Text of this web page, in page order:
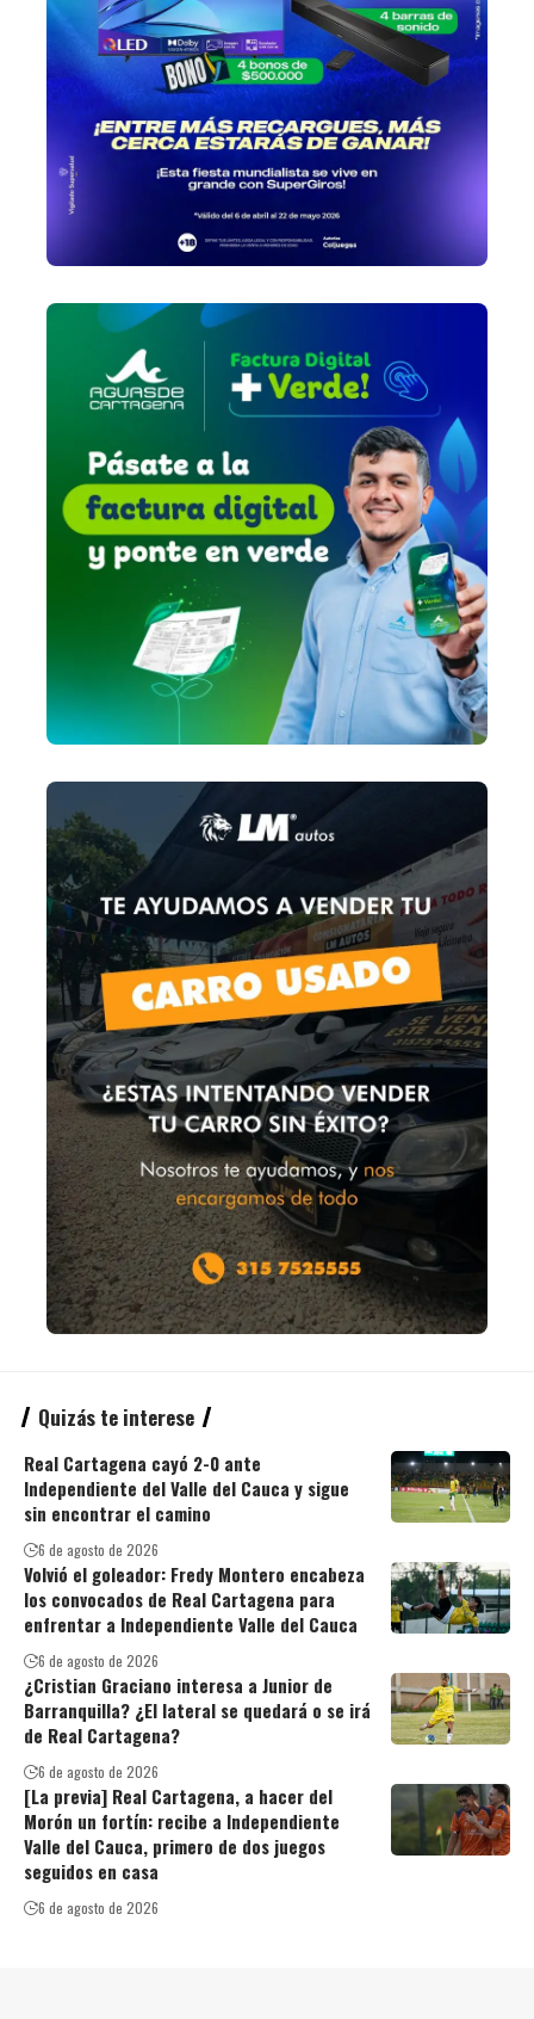
Quizás te interese
Real Cartagena cayó 2-0 ante
Independiente del Valle del Cauca y sigue
sin encontrar el camino
6 de agosto de 2026
Volvió el goleador: Fredy Montero encabeza
los convocados de Real Cartagena para
enfrentar a Independiente Valle del Cauca
6 de agosto de 2026
¿Cristian Graciano interesa a Junior de
Barranquilla? ¿El lateral se quedará o se irá
de Real Cartagena?
6 de agosto de 2026
[La previa] Real Cartagena, a hacer del
Morón un fortín: recibe a Independiente
Valle del Cauca, primero de dos juegos
seguidos en casa
6 de agosto de 2026